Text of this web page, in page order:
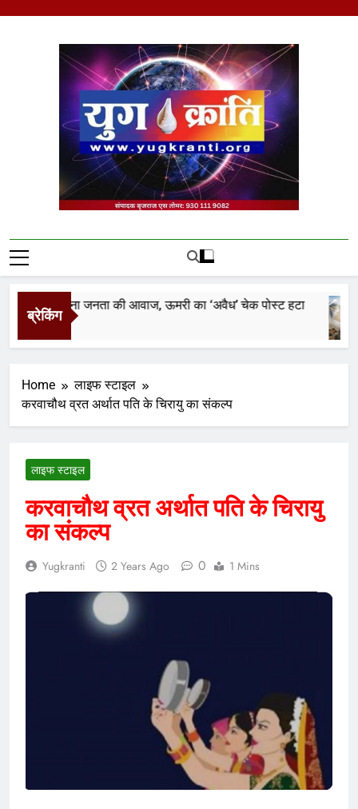
Yug Kranti | Trusted
News Portal
ब्रेकिंग
फिर बना जनता की आवाज, ऊमरी का ‘अवैध’ चेक पोस्ट हटा
Ago
Home
लाइफ स्टाइल
करवाचौथ व्रत अर्थात पति के चिरायु का संकल्प
लाइफ स्टाइल
करवाचौथ व्रत अर्थात पति के चिरायु
का संकल्प
Yugkranti 2 Years Ago 0 1 Mins